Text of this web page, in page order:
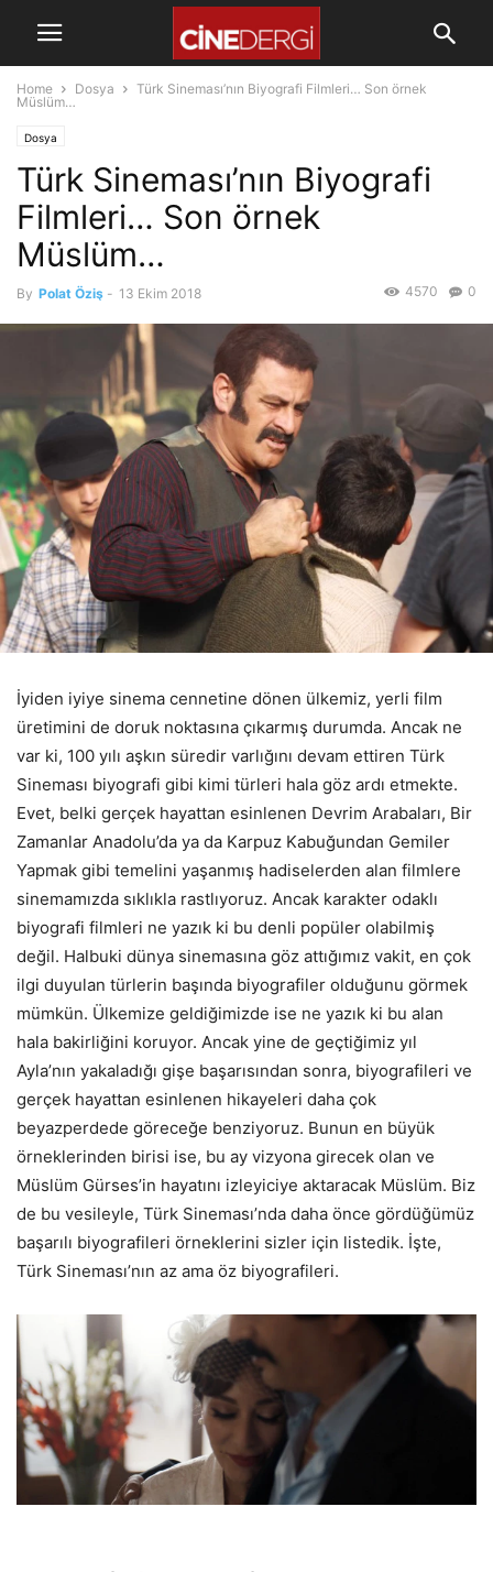
Home Dosya
Türk Sineması’nın Biyografi Filmleri… Son örnek
Müslüm…
Dosya
Türk Sineması’nın Biyografi
Filmleri… Son örnek
Müslüm…
By Polat Öziş - 13 Ekim 2018 0
4570
İyiden iyiye sinema cennetine dönen ülkemiz, yerli film
üretimini de doruk noktasına çıkarmış durumda. Ancak ne
var ki, 100 yılı aşkın süredir varlığını devam ettiren Türk
Sineması biyografi gibi kimi türleri hala göz ardı etmekte.
Evet, belki gerçek hayattan esinlenen Devrim Arabaları, Bir
Zamanlar Anadolu’da ya da Karpuz Kabuğundan Gemiler
Yapmak gibi temelini yaşanmış hadiselerden alan filmlere
sinemamızda sıklıkla rastlıyoruz. Ancak karakter odaklı
biyografi filmleri ne yazık ki bu denli popüler olabilmiş
değil. Halbuki dünya sinemasına göz attığımız vakit, en çok
ilgi duyulan türlerin başında biyografiler olduğunu görmek
mümkün. Ülkemize geldiğimizde ise ne yazık ki bu alan
hala bakirliğini koruyor. Ancak yine de geçtiğimiz yıl
Ayla’nın yakaladığı gişe başarısından sonra, biyografileri ve
gerçek hayattan esinlenen hikayeleri daha çok
beyazperdede göreceğe benziyoruz. Bunun en büyük
örneklerinden birisi ise, bu ay vizyona girecek olan ve
Müslüm Gürses’in hayatını izleyiciye aktaracak Müslüm. Biz
de bu vesileyle, Türk Sineması’nda daha önce gördüğümüz
başarılı biyografileri örneklerini sizler için listedik. İşte,
Türk Sineması’nın az ama öz biyografileri.